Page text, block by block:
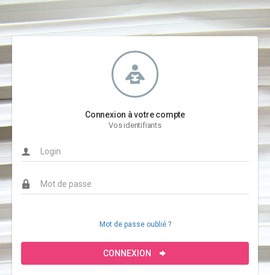
Connexion à votre compte
Vos identifiants
Mot de passe oublié ?
CONNEXION